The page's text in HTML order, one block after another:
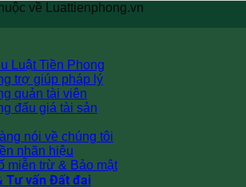
về Luattienphong.vn
Luật Tiền Phong
trợ giúp pháp lý
quản tài viên
đấu giá tài sản
nói về chúng tôi
nhãn hiệu
miễn trừ & Bảo mật
Tư vấn Đất đai